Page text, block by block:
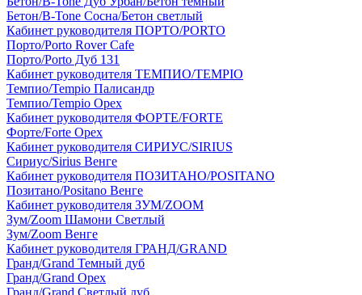
Бетон/B-Tone Сосна/Бетон светлый
Кабинет руководителя ПОРТО/PORTO
Порто/Porto Rover Cafe
Порто/Porto Дуб 131
Кабинет руководителя ТЕМПИО/TEMPIO
Темпио/Tempio Палисандр
Темпио/Tempio Орех
Кабинет руководителя ФОРТЕ/FORTE
Форте/Forte Орех
Кабинет руководителя СИРИУС/SIRIUS
Сириус/Sirius Венге
Кабинет руководителя ПОЗИТАНО/POSITANO
Позитано/Positano Венге
Кабинет руководителя ЗУМ/ZOOM
Зум/Zoom Шамони Светлый
Зум/Zoom Венге
Кабинет руководителя ГРАНД/GRAND
Гранд/Grand Темный дуб
Гранд/Grand Орех
Гранд/Grand Светлый дуб